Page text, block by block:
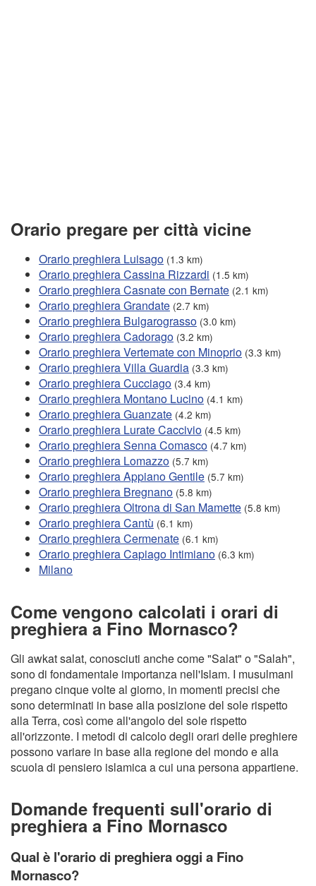
Orario pregare per città vicine
Orario preghiera Luisago (1.3 km)
Orario preghiera Cassina Rizzardi (1.5 km)
Orario preghiera Casnate con Bernate (2.1 km)
Orario preghiera Grandate (2.7 km)
Orario preghiera Bulgarograsso (3.0 km)
Orario preghiera Cadorago (3.2 km)
Orario preghiera Vertemate con Minoprio (3.3 km)
Orario preghiera Villa Guardia (3.3 km)
Orario preghiera Cucciago (3.4 km)
Orario preghiera Montano Lucino (4.1 km)
Orario preghiera Guanzate (4.2 km)
Orario preghiera Lurate Caccivio (4.5 km)
Orario preghiera Senna Comasco (4.7 km)
Orario preghiera Lomazzo (5.7 km)
Orario preghiera Appiano Gentile (5.7 km)
Orario preghiera Bregnano (5.8 km)
Orario preghiera Oltrona di San Mamette (5.8 km)
Orario preghiera Cantù (6.1 km)
Orario preghiera Cermenate (6.1 km)
Orario preghiera Capiago Intimiano (6.3 km)
Milano
Come vengono calcolati i orari di
preghiera a Fino Mornasco?
Gli awkat salat, conosciuti anche come "Salat" o "Salah",
sono di fondamentale importanza nell'Islam. I musulmani
pregano cinque volte al giorno, in momenti precisi che
sono determinati in base alla posizione del sole rispetto
alla Terra, così come all'angolo del sole rispetto
all'orizzonte. I metodi di calcolo degli orari delle preghiere
possono variare in base alla regione del mondo e alla
scuola di pensiero islamica a cui una persona appartiene.
Domande frequenti sull'orario di
preghiera a Fino Mornasco
Qual è l'orario di preghiera oggi a Fino
Mornasco?